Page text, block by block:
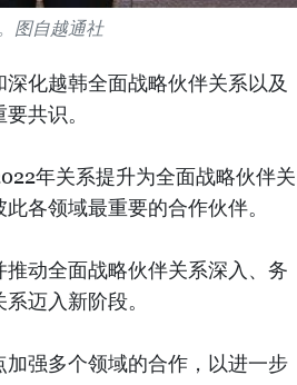
图自越通社
化越韩全面战略伙伴关系以及
共识。
年关系提升为全面战略伙伴关
各领域最重要的合作伙伴。
动全面战略伙伴关系深入、务
迈入新阶段。
强多个领域的合作，以进一步